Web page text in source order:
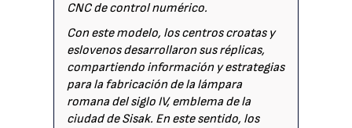
CNC de control numérico.
Con este modelo, los centros croatas y
eslovenos desarrollaron sus réplicas,
compartiendo información y estrategias
para la fabricación de la lámpara
romana del siglo IV, emblema de la
ciudad de Sisak. En este sentido, los